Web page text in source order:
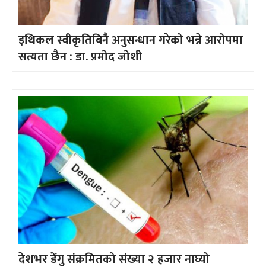
इथिकल स्वीकृतिबिनै अनुसन्धान गरेको भन्ने आरोपमा
सत्यता छैन : डा. प्रमोद जोशी
देशभर डेंगु संक्रमितको संख्या २ हजार नाघ्यो